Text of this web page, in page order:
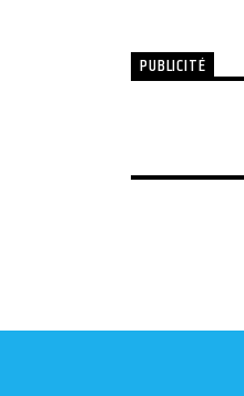
PUBLICITÉ